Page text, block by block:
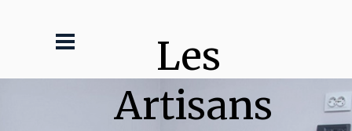
Les
Artisans